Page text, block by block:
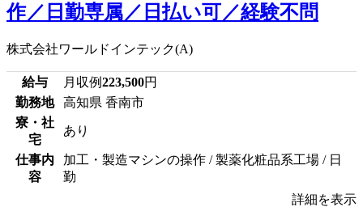
作／日勤専属／日払い可／経験不問
株式会社ワールドインテック(A)
給与 月収例223,500円
勤務地
高知県 香南市
寮・社
宅
あり
仕事内
容
加工・製造マシンの操作 / 製薬化粧品系工場 / 日
勤
詳細を表示